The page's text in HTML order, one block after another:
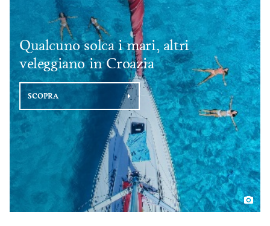
Qualcuno solca i mari, altri
veleggiano in Croazia
SCOPRA